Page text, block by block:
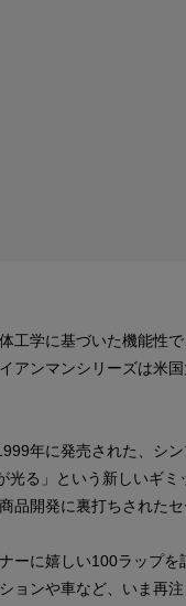
工学に基づいた機能性
アンマンシリーズは米
年に発売された、シ
光る」という新しいギ
品開発に裏打ちされたセ
ーに嬉しい100ラップ
ョンや車など、いま再